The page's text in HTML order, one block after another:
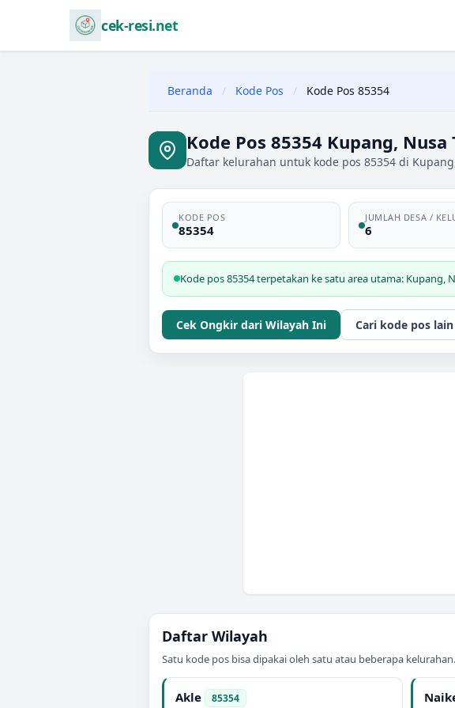
cek-resi.net
Beranda / Kode Pos / Kode Pos 85354
Kode Pos 85354 Kupang,
Daftar kelurahan untuk kode pos 85354 di
KODE POS
85354
JUMLAH DESA /
6
Kode pos 85354 terpetakan ke satu area utama: Kupang,
Cek Ongkir dari Wilayah Ini Cari kode pos lain
Daftar Wilayah
Satu kode pos bisa dipakai oleh satu atau beberapa kelurahan.
Akle 85354